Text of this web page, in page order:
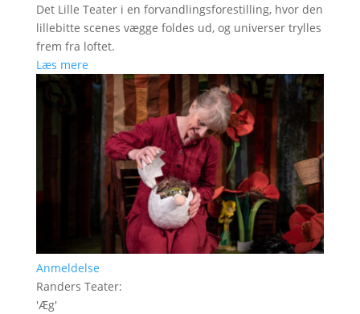
Det Lille Teater i en forvandlingsforestilling, hvor den
lillebitte scenes vægge foldes ud, og universer trylles
frem fra loftet.
Læs mere
Anmeldelse
Randers Teater:
'Æg'